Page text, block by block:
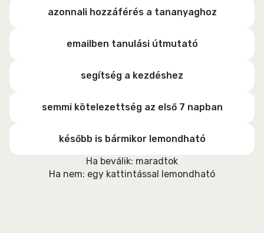
azonnali hozzáférés a tananyaghoz
emailben tanulási útmutató
segítség a kezdéshez
semmi kötelezettség az első 7 napban
később is bármikor lemondható
Ha beválik: maradtok
Ha nem: egy kattintással lemondható